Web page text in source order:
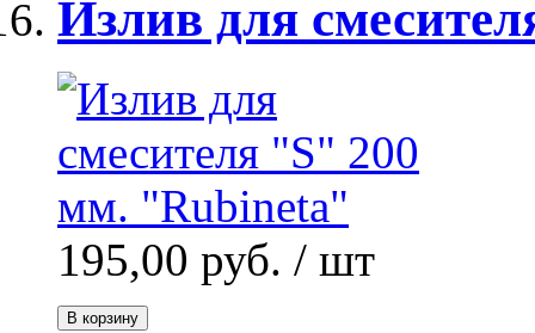
Излив для
195,00 руб. / шт
В корзину